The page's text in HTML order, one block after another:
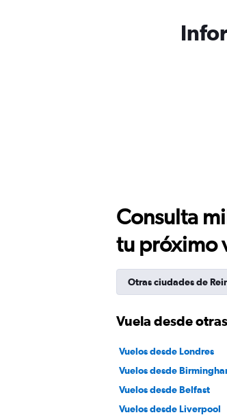
Consulta
tu próximo
Otras ciudades de
Vuela desde
Vuelos desde Londres
Vuelos desde
Vuelos desde Belfast
Vuelos desde Liverpool